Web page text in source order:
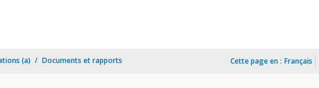
(a) Documents et rapports Cette page en : Français